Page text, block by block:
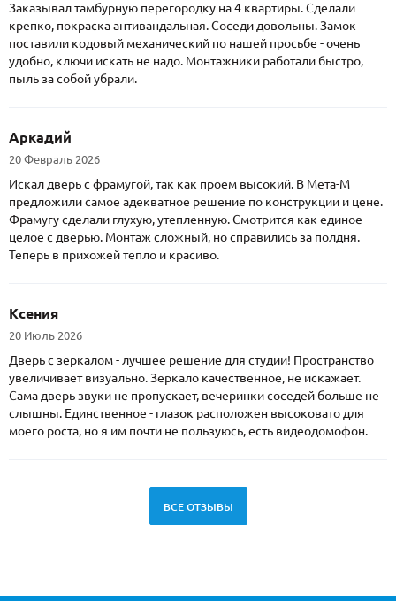
Заказывал тамбурную перегородку на 4 квартиры. Сделали
крепко, покраска антивандальная. Соседи довольны. Замок
поставили кодовый механический по нашей просьбе - очень
удобно, ключи искать не надо. Монтажники работали быстро,
пыль за собой убрали.
Аркадий
20 Февраль 2026
Искал дверь с фрамугой, так как проем высокий. В Мета-М
предложили самое адекватное решение по конструкции и цене.
Фрамугу сделали глухую, утепленную. Смотрится как единое
целое с дверью. Монтаж сложный, но справились за полдня.
Теперь в прихожей тепло и красиво.
Ксения
20 Июль 2026
Дверь с зеркалом - лучшее решение для студии! Пространство
увеличивает визуально. Зеркало качественное, не искажает.
Сама дверь звуки не пропускает, вечеринки соседей больше не
слышны. Единственное - глазок расположен высоковато для
моего роста, но я им почти не пользуюсь, есть видеодомофон.
ВСЕ ОТЗЫВЫ